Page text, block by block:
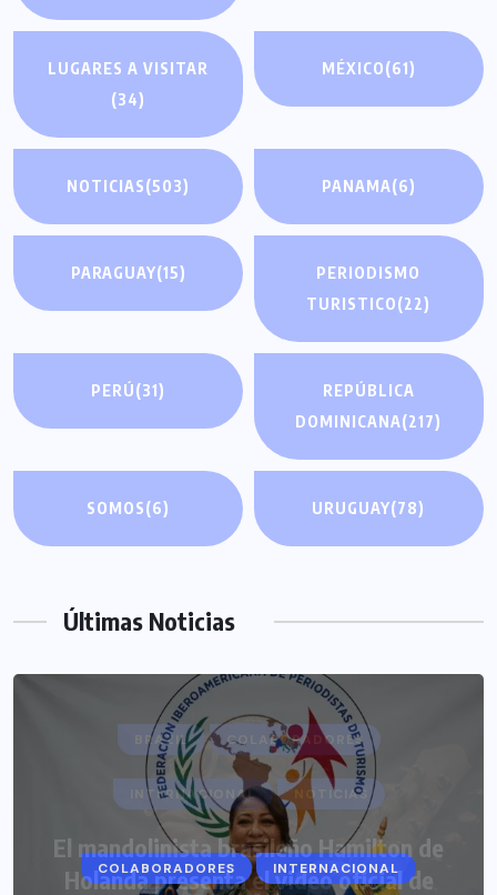
LUGARES A VISITAR
(34)
MÉXICO(61)
NOTICIAS(503) PANAMA(6)
PARAGUAY(15)
PERIODISMO
TURISTICO(22)
PERÚ(31)
REPÚBLICA
DOMINICANA(217)
SOMOS(6) URUGUAY(78)
Últimas Noticias
COLABORADORES INTERNACIONAL